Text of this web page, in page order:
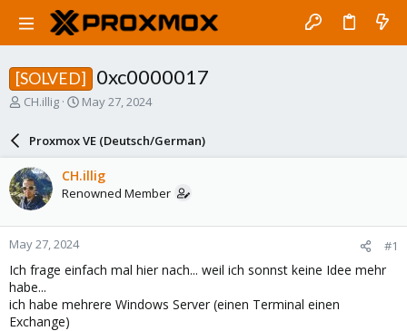
[SOLVED] 0xc0000017
T
a
d
s
t
a
r
t
e
r
CH.illig
S
a
r
d
a
e
May 27, 2024
Proxmox VE (Deutsch/German)
CH.illig
Renowned Member
May 27, 2024 #1
Ich frage einfach mal hier nach... weil ich sonnst keine Idee mehr
habe...
ich habe mehrere Windows Server (einen Terminal einen
Exchange)